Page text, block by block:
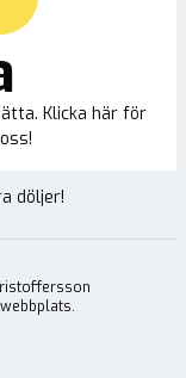
Klicka här för
döljer!